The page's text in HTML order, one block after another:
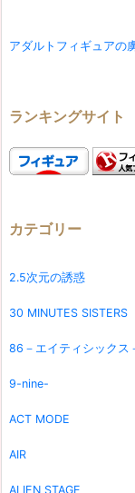
アダルトフィギュアの
ランキングサイト
カテゴリー
2.5次元の誘惑
30 MINUTES SISTERS
86－エイティシックス
9-nine-
ACT MODE
AIR
ALIEN STAGE